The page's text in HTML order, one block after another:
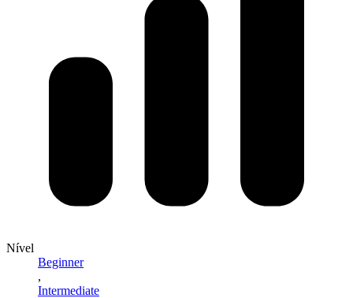
Nível
Beginner
,
Intermediate